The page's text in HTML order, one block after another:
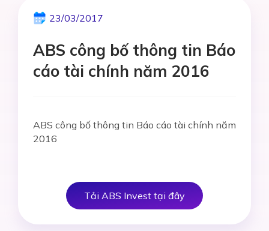
23/03/2017
ABS công bố thông tin Báo
cáo tài chính năm 2016
ABS công bố thông tin Báo cáo tài chính năm
2016
Tải ABS Invest tại đây